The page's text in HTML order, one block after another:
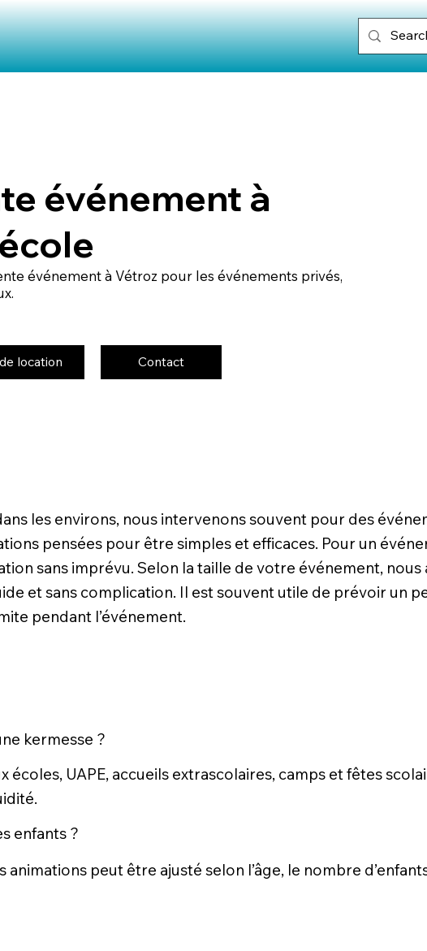
événement à
événement à Vétroz pour les événements privés,
location Contact
les environs, nous intervenons souvent pour des
pensées pour être simples et efficaces. Pour un
sans imprévu. Selon la taille de votre événement,
et sans complication. Il est souvent utile de prévoir un
pendant l’événement.
kermesse ?
écoles, UAPE, accueils extrascolaires, camps et fêtes
enfants ?
animations peut être ajusté selon l’âge, le nombre